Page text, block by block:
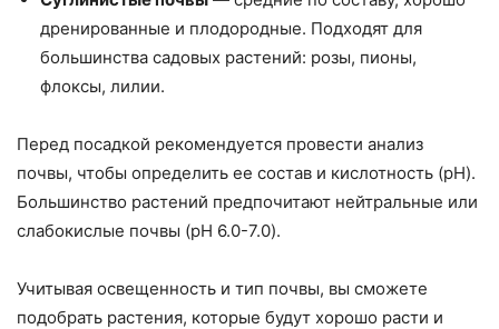
дренированные и плодородные. Подходят для
большинства садовых растений: розы, пионы,
флоксы, лилии.
Перед посадкой рекомендуется провести анализ
почвы, чтобы определить ее состав и кислотность (pH).
Большинство растений предпочитают нейтральные или
слабокислые почвы (pH 6.0-7.0).
Учитывая освещенность и тип почвы, вы сможете
подобрать растения, которые будут хорошо расти и